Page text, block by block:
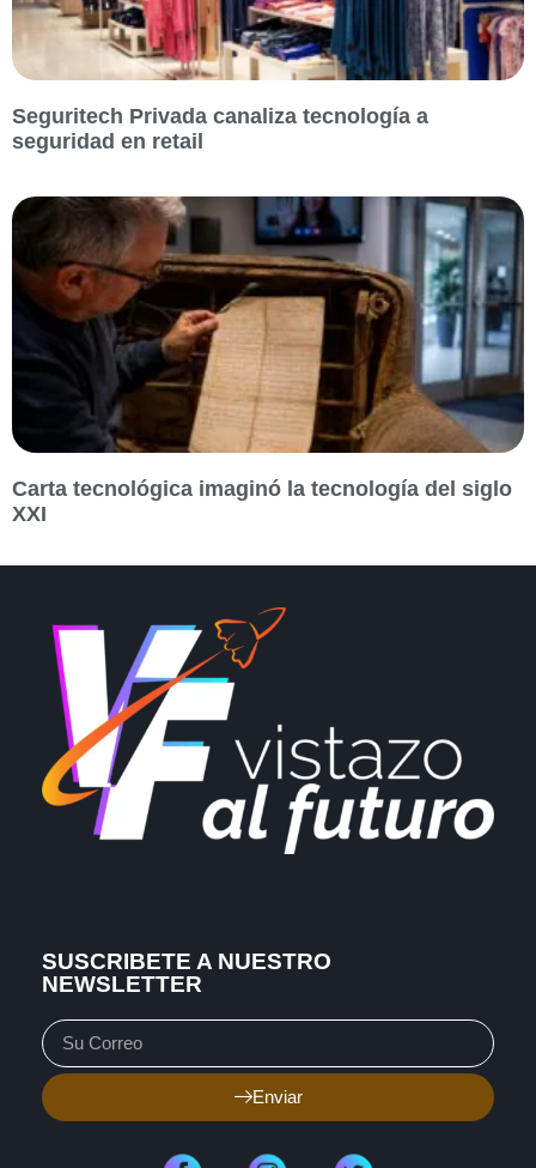
Seguritech Privada canaliza tecnología a
seguridad en retail
Carta tecnológica imaginó la tecnología del siglo
XXI
SUSCRIBETE A NUESTRO
NEWSLETTER
Enviar